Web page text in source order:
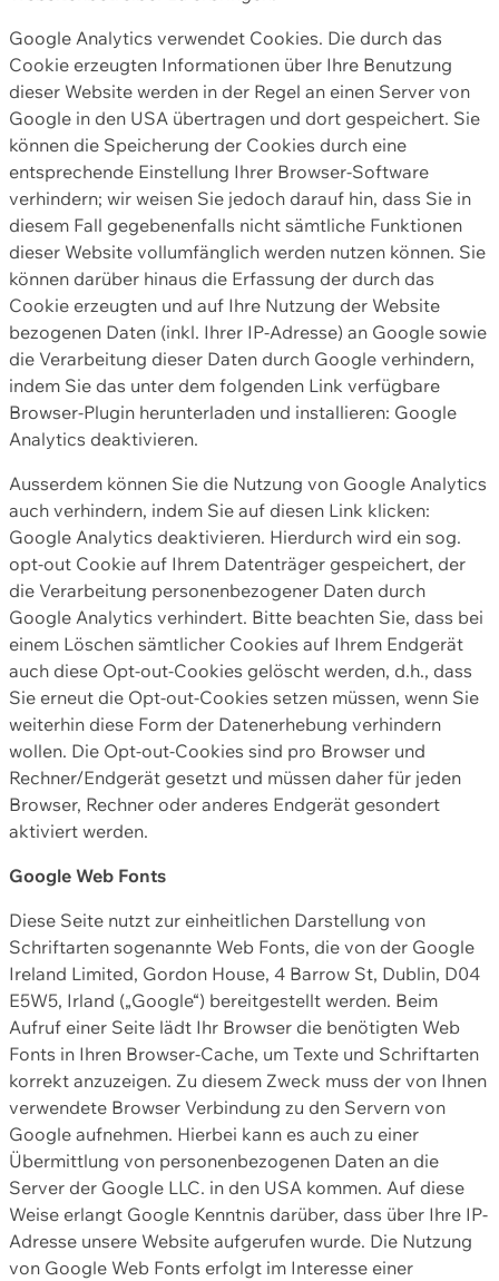
Google Analytics verwendet Cookies. Die durch das
Cookie erzeugten Informationen über Ihre Benutzung
dieser Website werden in der Regel an einen Server von
Google in den USA übertragen und dort gespeichert. Sie
können die Speicherung der Cookies durch eine
entsprechende Einstellung Ihrer Browser-Software
verhindern; wir weisen Sie jedoch darauf hin, dass Sie in
diesem Fall gegebenenfalls nicht sämtliche Funktionen
dieser Website vollumfänglich werden nutzen können. Sie
können darüber hinaus die Erfassung der durch das
Cookie erzeugten und auf Ihre Nutzung der Website
bezogenen Daten (inkl. Ihrer IP-Adresse) an Google sowie
die Verarbeitung dieser Daten durch Google verhindern,
indem Sie das unter dem folgenden Link verfügbare
Browser-Plugin herunterladen und installieren: Google
Analytics deaktivieren.
Ausserdem können Sie die Nutzung von Google Analytics
auch verhindern, indem Sie auf diesen Link klicken:
Google Analytics deaktivieren. Hierdurch wird ein sog.
opt-out Cookie auf Ihrem Datenträger gespeichert, der
die Verarbeitung personenbezogener Daten durch
Google Analytics verhindert. Bitte beachten Sie, dass bei
einem Löschen sämtlicher Cookies auf Ihrem Endgerät
auch diese Opt-out-Cookies gelöscht werden, d.h., dass
Sie erneut die Opt-out-Cookies setzen müssen, wenn Sie
weiterhin diese Form der Datenerhebung verhindern
wollen. Die Opt-out-Cookies sind pro Browser und
Rechner/Endgerät gesetzt und müssen daher für jeden
Browser, Rechner oder anderes Endgerät gesondert
aktiviert werden.
Google Web Fonts
Diese Seite nutzt zur einheitlichen Darstellung von
Schriftarten sogenannte Web Fonts, die von der Google
Ireland Limited, Gordon House, 4 Barrow St, Dublin, D04
E5W5, Irland („Google“) bereitgestellt werden. Beim
Aufruf einer Seite lädt Ihr Browser die benötigten Web
Fonts in Ihren Browser-Cache, um Texte und Schriftarten
korrekt anzuzeigen. Zu diesem Zweck muss der von Ihnen
verwendete Browser Verbindung zu den Servern von
Google aufnehmen. Hierbei kann es auch zu einer
Übermittlung von personenbezogenen Daten an die
Server der Google LLC. in den USA kommen. Auf diese
Weise erlangt Google Kenntnis darüber, dass über Ihre IP-
Adresse unsere Website aufgerufen wurde. Die Nutzung
von Google Web Fonts erfolgt im Interesse einer